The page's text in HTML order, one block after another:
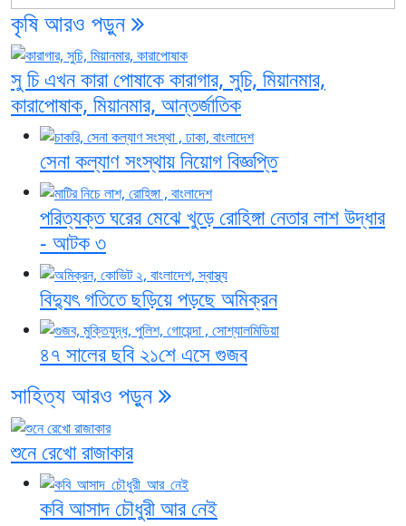
কৃষিআরও পড়ুন
সু চি এখন কারা পোষাকে কারাগার, সুচি, মিয়ানমার,
কারাপোষাক, মিয়ানমার, আন্তর্জাতিক
সেনা কল্যাণ সংস্থায় নিয়োগ বিজ্ঞপ্তি
পরিত্যক্ত ঘরের মেঝে খুড়ে রোহিঙ্গা নেতার লাশ উদ্ধার
- আটক ৩
বিদ্যুৎ গতিতে ছড়িয়ে পড়ছে অমিক্রন
৪৭ সালের ছবি ২১শে এসে গুজব
সাহিত্য আরও পড়ুন
শুনে রেখো রাজাকার
কবি আসাদ চৌধুরী আর নেই